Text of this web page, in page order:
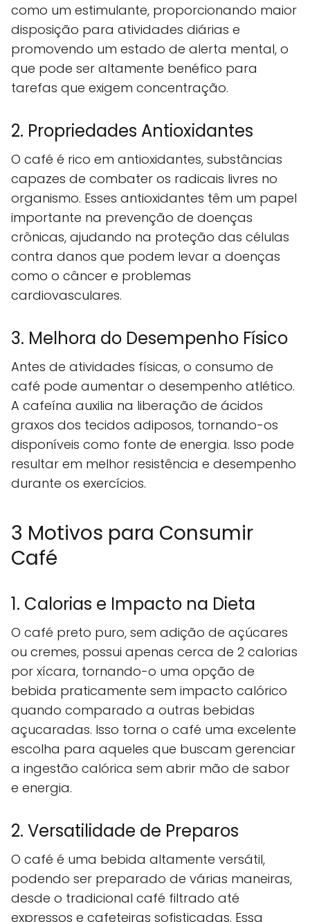
como um estimulante, proporcionando maior
disposição para atividades diárias e
promovendo um estado de alerta mental, o
que pode ser altamente benéfico para
tarefas que exigem concentração.
2. Propriedades Antioxidantes
O café é rico em antioxidantes, substâncias
capazes de combater os radicais livres no
organismo. Esses antioxidantes têm um papel
importante na prevenção de doenças
crônicas, ajudando na proteção das células
contra danos que podem levar a doenças
como o câncer e problemas
cardiovasculares.
3. Melhora do Desempenho Físico
Antes de atividades físicas, o consumo de
café pode aumentar o desempenho atlético.
A cafeína auxilia na liberação de ácidos
graxos dos tecidos adiposos, tornando-os
disponíveis como fonte de energia. Isso pode
resultar em melhor resistência e desempenho
durante os exercícios.
3 Motivos para Consumir
Café
1. Calorias e Impacto na Dieta
O café preto puro, sem adição de açúcares
ou cremes, possui apenas cerca de 2 calorias
por xícara, tornando-o uma opção de
bebida praticamente sem impacto calórico
quando comparado a outras bebidas
açucaradas. Isso torna o café uma excelente
escolha para aqueles que buscam gerenciar
a ingestão calórica sem abrir mão de sabor
e energia.
2. Versatilidade de Preparos
O café é uma bebida altamente versátil,
podendo ser preparado de várias maneiras,
desde o tradicional café filtrado até
expressos e cafeteiras sofisticadas. Essa